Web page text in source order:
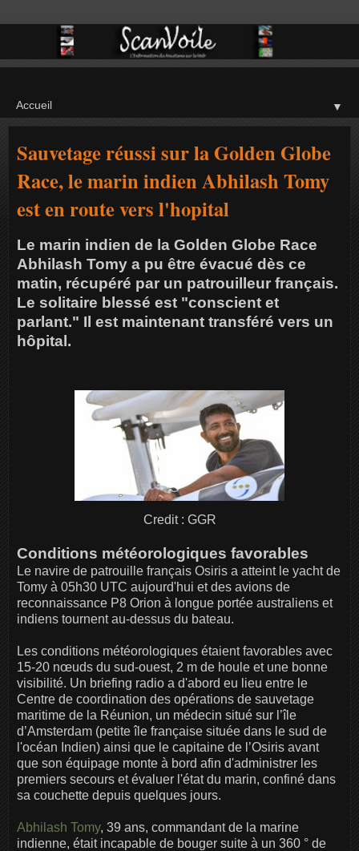
▼
Sauvetage réussi sur la Golden Globe
Race, le marin indien Abhilash Tomy
est en route vers l'hopital
Le marin indien de la Golden Globe Race
Abhilash Tomy a pu être évacué dès ce
matin, récupéré par un patrouilleur français.
Le solitaire blessé est "conscient et
parlant." Il est maintenant transféré vers un
hôpital.
Credit : GGR
Conditions météorologiques favorables
Le navire de patrouille français Osiris a atteint le yacht de
Tomy à 05h30 UTC aujourd'hui et des avions de
reconnaissance P8 Orion à longue portée australiens et
indiens tournent au-dessus du bateau.
Les conditions météorologiques étaient favorables avec
15-20 nœuds du sud-ouest, 2 m de houle et une bonne
visibilité. Un briefing radio a d'abord eu lieu entre le
Centre de coordination des opérations de sauvetage
maritime de la Réunion, un médecin situé sur l’île
d’Amsterdam (petite île française située dans le sud de
l'océan Indien) ainsi que le capitaine de l’Osiris avant
que son équipage monte à bord afin d'administrer les
premiers secours et évaluer l'état du marin, confiné dans
sa couchette depuis quelques jours.
Abhilash Tomy, 39 ans, commandant de la marine
indienne, était incapable de bouger suite à un 360 ° de